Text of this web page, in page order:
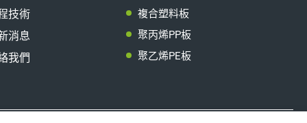
技術
消息
我們
複合塑料板
聚丙烯PP板
聚乙烯PE板